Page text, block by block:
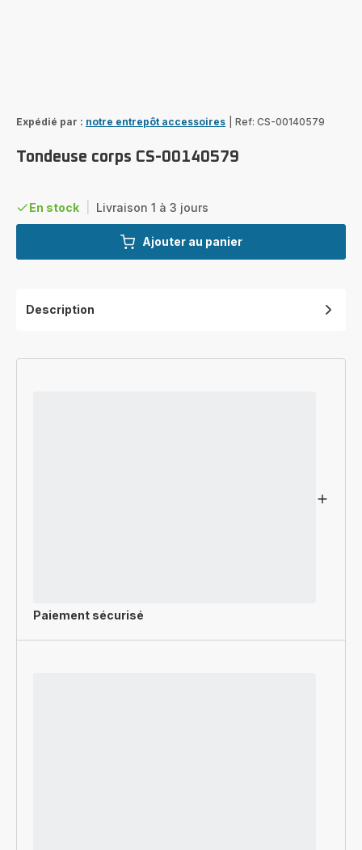
Expédié par : notre entrepôt accessoires Ref: CS-00140579
Tondeuse corps CS-00140579
En stock Livraison 1 à 3 jours
Ajouter au panier
Description
Paiement sécurisé